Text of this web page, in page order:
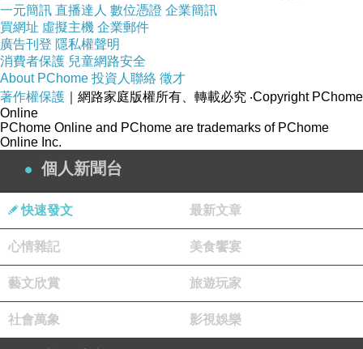
帶給你滿滿的好心情~
短袖睡衣套組輕便好活動
絕對是經典的睡衣款式！
一元簡訊 直播達人 數位憑證 企業簡訊
買網址 虛擬主機 企業郵件
廣告刊登 隱私權聲明
消費者保護 兒童網路安全
About PChome 投資人聯絡 徵才
著作權保護 ｜網路家庭版權所有、轉載必究 ‧Copyright PChome
Online
PChome Online and PChome are trademarks of PChome
Online Inc.
個人新聞台
快速發文 最新文章
心情雜記 美食饗宴
藝文欣賞 旅遊玩家
社會萬象 影視娛樂